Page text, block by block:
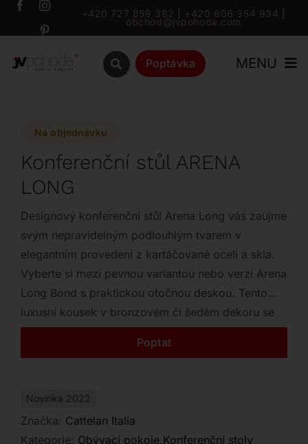
Přeskočit
+420 727 859 382 +420 606 354 934
obchod@jvpohoda.com
Poptávka MENU
Značky
Outlet
Kontakt
Na objednávku
Konferenční stůl ARENA
LONG
Designový konferenční stůl Arena Long vás zaujme
svým nepravidelným podlouhlým tvarem v
elegantním provedení z kartáčované oceli a skla.
Vyberte si mezi pevnou variantou nebo verzí Arena
Long Bond s praktickou otočnou deskou. Tento
luxusní kousek v bronzovém či šedém dekoru se
stane stylovou dominantou každého moderního
Poptat
Novinka 2022
Značka: Cattelan Italia
Kategorie: Obývací pokoje,Konferenční stoly